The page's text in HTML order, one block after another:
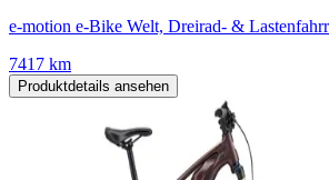
e-motion e-Bike Welt, Dreirad- &
7417 km
Produktdetails ansehen